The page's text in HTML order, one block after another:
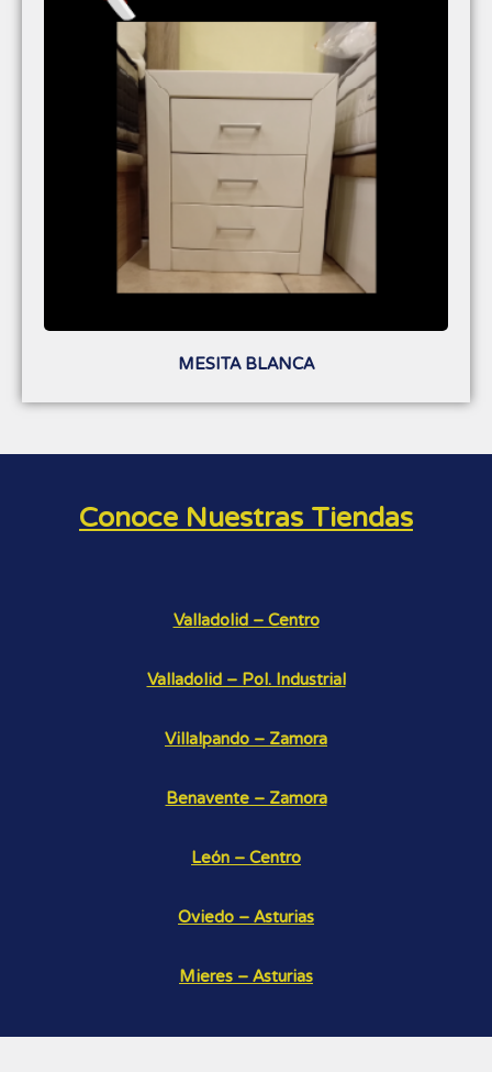
MESITA BLANCA
Conoce Nuestras Tiendas
Valladolid – Centro
Valladolid – Pol. Industrial
Villalpando – Zamora
Benavente – Zamora
León – Centro
Oviedo – Asturias
Mieres – Asturias